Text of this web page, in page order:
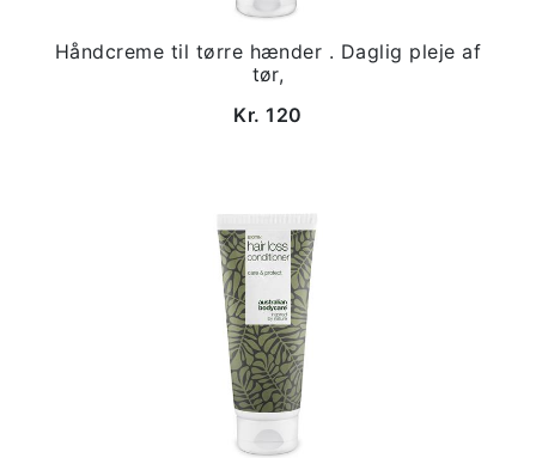
Håndcreme til tørre hænder . Daglig pleje af
tør,
Kr. 120